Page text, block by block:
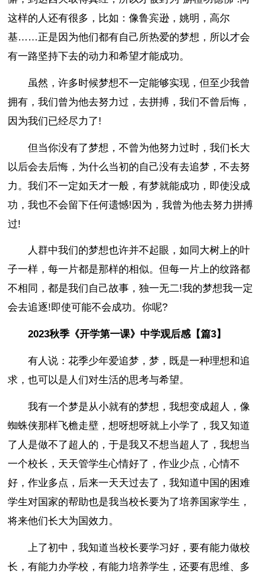
这样的人还有很多，比如：像鲁宾逊，姚明，高尔
基……正是因为他们都有自己所热爱的梦想，所以才会
有一路坚持下去的动力和希望才能成功。
虽然，许多时候梦想不一定能够实现，但至少我曾
拥有，我们曾为他去努力过，去拼搏，我们不曾后悔，
因为我们已经尽力了!
但当你没有了梦想，不曾为他努力过时，我们长大
以后会去后悔，为什么当初的自己没有去追梦，不去努
力。我们不一定如天才一般，有梦就能成功，即使没成
功，我也不会留下任何遗憾!因为，我曾为他去努力拼搏
过!
人群中我们的梦想也许并不起眼，如同大树上的叶
子一样，每一片都是那样的相似。但每一片上的纹路都
不相同，都是我们自己故事，独一无二!我的梦想我一定
会去追逐!即使可能不会成功。你呢?
2023秋季《开学第一课》中学观后感【篇3】
有人说：花季少年爱追梦，梦，既是一种理想和追
求，也可以是人们对生活的思考与希望。
我有一个梦是从小就有的梦想，我想变成超人，像
蜘蛛侠那样飞檐走壁，想呀想呀就上小学了，我又知道
了人是做不了超人的，于是我又不想当超人了，我想当
一个校长，天天管学生心情好了，作业少点，心情不
好，作业多点，后来一天天过去了，我知道中国的困难
学生对国家的帮助也是我当校长要为了培养国家学生，
将来他们长大为国效力。
上了初中，我知道当校长要学习好，要有能力做校
长，有能力办学校，有能力培养学生，还要有思维、多